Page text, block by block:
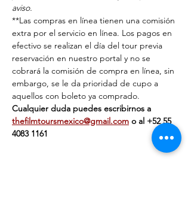
aviso.
**Las compras en línea tienen una comisión
extra por el servicio en línea. Los pagos en
efectivo se realizan el día del tour previa
reservación en nuestro portal y no se
cobrará la comisión de compra en línea, sin
embargo, se le da prioridad de cupo a
aquellos con boleto ya comprado.
Cualquier duda puedes escribirnos a
thefilmtoursmexico@gmail.com o al ‭+‭52 55
4083 1161‬